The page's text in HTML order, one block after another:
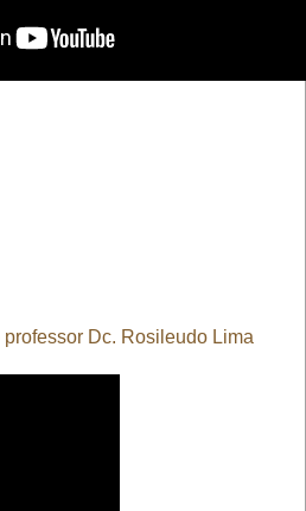
Dc. Rosileudo Lima